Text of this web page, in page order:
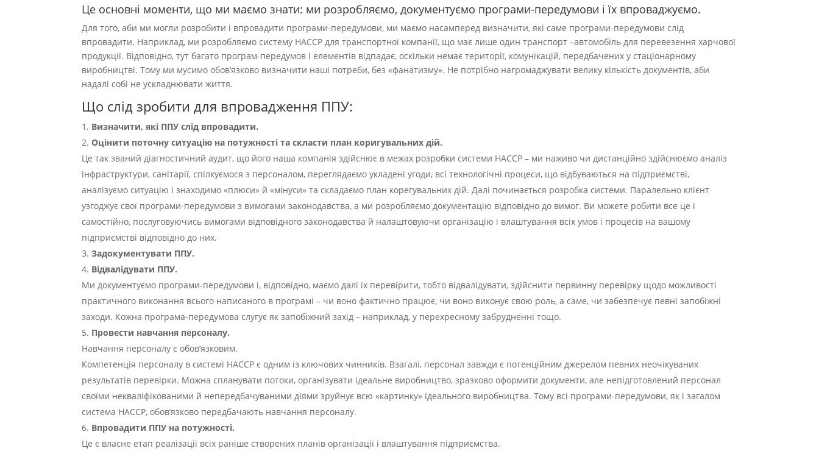
Це основні моменти, що ми маємо знати: ми розробляємо, документуємо програми-передумови і їх впроваджуємо.
Для того, аби ми могли розробити і впровадити програми-передумови, ми маємо насамперед визначити, які саме програми-передумови слід
впровадити. Наприклад, ми розробляємо систему HACCP для транспортної компанії, що має лише один транспорт –автомобіль для перевезення харчової
продукції. Відповідно, тут багато програм-передумов і елементів відпадає, оскільки немає території, комунікацій, передбачених у стаціонарному
виробництві. Тому ми мусимо обов’язково визначити наші потреби, без «фанатизму». Не потрібно нагромаджувати велику кількість документів, аби
надалі собі не ускладнювати життя.
Що слід зробити для впровадження ППУ:
Визначити, які ППУ слід впровадити.
Оцінити поточну ситуацію на потужності та скласти план коригувальних дій.
Це так званий діагностичний аудит, що його наша компанія здійснює в межах розробки системи HACCP – ми наживо чи дистанційно здійснюємо аналіз
інфраструктури, санітарії, спілкуємося з персоналом, переглядаємо укладені угоди, всі технологічні процеси, що відбуваються на підприємстві,
аналізуємо ситуацію і знаходимо «плюси» й «мінуси» та складаємо план корегувальних дій. Далі починається розробка системи. Паралельно клієнт
узгоджує свої програми-передумови з вимогами законодавства, а ми розробляємо документацію відповідно до вимог. Ви можете робити все це і
самостійно, послуговуючись вимогами відповідного законодавства й налаштовуючи організацію і влаштування всіх умов і процесів на вашому
підприємстві відповідно до них.
Задокументувати ППУ.
Відвалідувати ППУ.
Ми документуємо програми-передумови і, відповідно, маємо далі їх перевірити, тобто відвалідувати, здійснити первинну перевірку щодо можливості
практичного виконання всього написаного в програмі – чи воно фактично працює, чи воно виконує свою роль, а саме, чи забезпечує певні запобіжні
заходи. Кожна програма-передумова слугує як запобіжний захід – наприклад, у перехресному забрудненні тощо.
Провести навчання персоналу.
Навчання персоналу є обов’язковим.
Компетенція персоналу в системі HACCP є одним із ключових чинників. Взагалі, персонал завжди є потенційним джерелом певних неочікуваних
результатів перевірки. Можна спланувати потоки, організувати ідеальне виробництво, зразково оформити документи, але непідготовлений персонал
своїми некваліфікованими й непередбачуваними діями зруйнує всю «картинку» ідеального виробництва. Тому всі програми-передумови, як і загалом
система HACCP, обов’язково передбачають навчання персоналу.
Впровадити ППУ на потужності.
Це є власне етап реалізації всіх раніше створених планів організації і влаштування підприємства.